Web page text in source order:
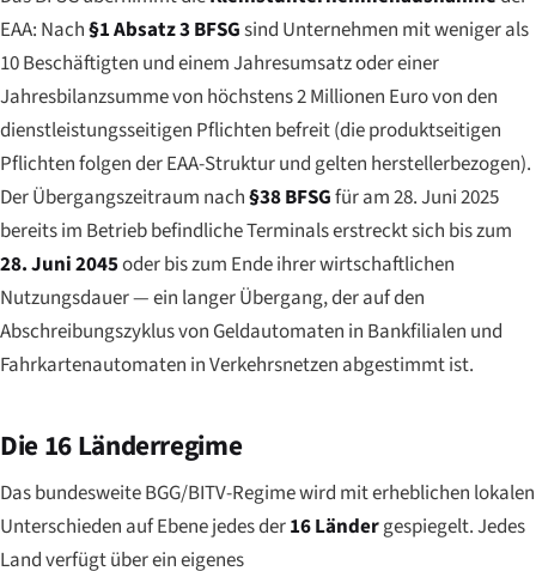
EAA: Nach§1 Absatz 3 BFSGsind Unternehmen mit weniger als
10 Beschäftigten und einem Jahresumsatz oder einer
Jahresbilanzsumme von höchstens 2 Millionen Euro von den
dienstleistungsseitigen Pflichten befreit (die produktseitigen
Pflichten folgen der EAA-Struktur und gelten herstellerbezogen).
Der Übergangszeitraum nach§38 BFSGfür am 28. Juni 2025
bereits im Betrieb befindliche Terminals erstreckt sich bis zum
28. Juni 2045oder bis zum Ende ihrer wirtschaftlichen
Nutzungsdauer — ein langer Übergang, der auf den
Abschreibungszyklus von Geldautomaten in Bankfilialen und
Fahrkartenautomaten in Verkehrsnetzen abgestimmt ist.
Die 16 Länderregime
Das bundesweite BGG/BITV-Regime wird mit erheblichen lokalen
Unterschieden auf Ebene jedes der16 Ländergespiegelt. Jedes
Land verfügt über ein eigenes